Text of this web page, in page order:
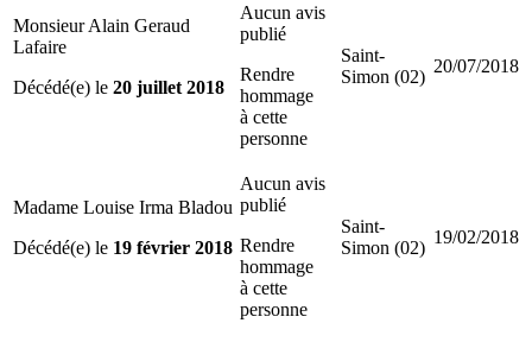
Monsieur Alain Geraud
Lafaire
Décédé(e) le 20 juillet 2018
Aucun avis
publié
Rendre
hommage
à cette
personne
Saint-
Simon (02)
20/07/2018
Madame Louise Irma Bladou
Décédé(e) le 19 février 2018
Aucun avis
publié
Rendre
hommage
à cette
personne
Saint-
Simon (02)
19/02/2018